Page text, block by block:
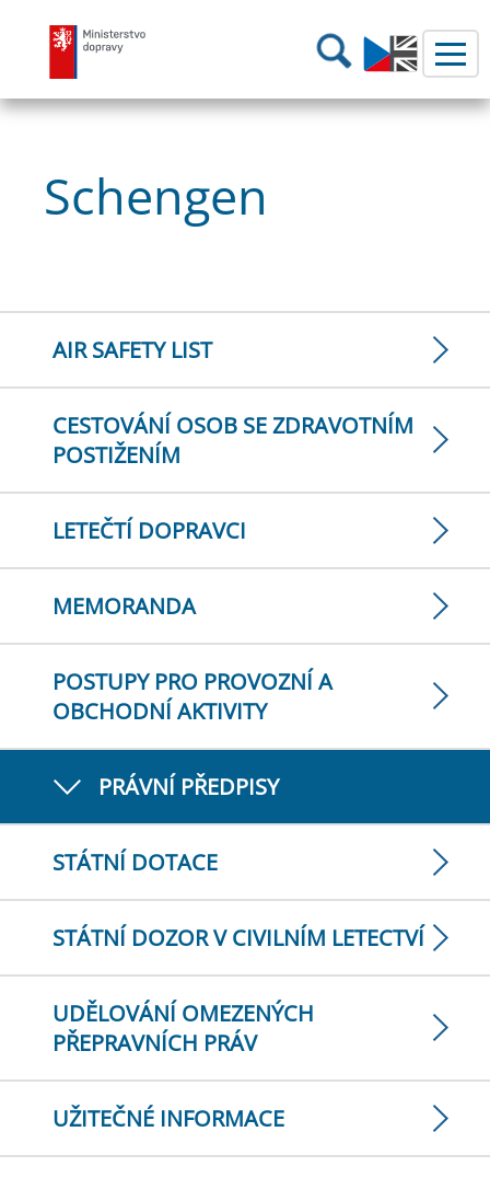
Ministerstvo dopravy Hledání
Schengen
AIR SAFETY LIST
CESTOVÁNÍ OSOB SE ZDRAVOTNÍM
POSTIŽENÍM
LETEČTÍ DOPRAVCI
MEMORANDA
POSTUPY PRO PROVOZNÍ A
OBCHODNÍ AKTIVITY
PRÁVNÍ PŘEDPISY
STÁTNÍ DOTACE
STÁTNÍ DOZOR V CIVILNÍM LETECTVÍ
UDĚLOVÁNÍ OMEZENÝCH
PŘEPRAVNÍCH PRÁV
UŽITEČNÉ INFORMACE